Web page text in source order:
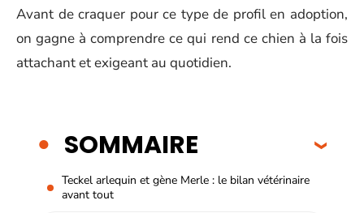
Avant de craquer pour ce type de profil en adoption,
on gagne à comprendre ce qui rend ce chien à la fois
attachant et exigeant au quotidien.
SOMMAIRE
Teckel arlequin et gène Merle : le bilan vétérinaire
avant tout